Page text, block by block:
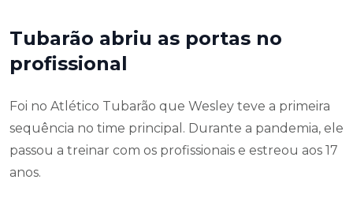
Tubarão abriu as portas no
profissional
Foi no Atlético Tubarão que Wesley teve a primeira
sequência no time principal. Durante a pandemia, ele
passou a treinar com os profissionais e estreou aos 17
anos.